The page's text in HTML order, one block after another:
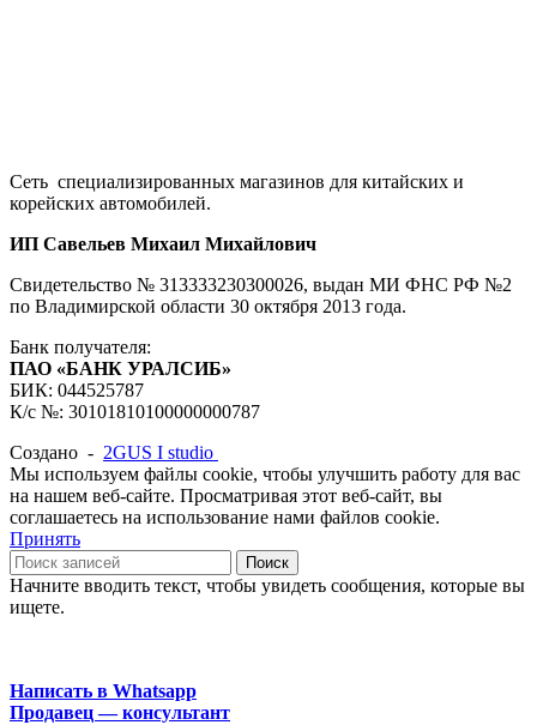
Сеть специализированных магазинов для китайских и
корейских автомобилей.
ИП Савельев Михаил Михайлович
Свидетельство № 313333230300026, выдан МИ ФНС РФ №2
по Владимирской области 30 октября 2013 года.
Банк получателя:
ПАО «БАНК УРАЛСИБ»
БИК: 044525787
К/с №: 30101810100000000787
Создано - 2GUS I studio
Мы используем файлы cookie, чтобы улучшить работу для вас
на нашем веб-сайте. Просматривая этот веб-сайт, вы
соглашаетесь на использование нами файлов cookie.
Принять
Поиск
Начните вводить текст, чтобы увидеть сообщения, которые вы
ищете.
Написать в Whatsapp
Продавец — консультант